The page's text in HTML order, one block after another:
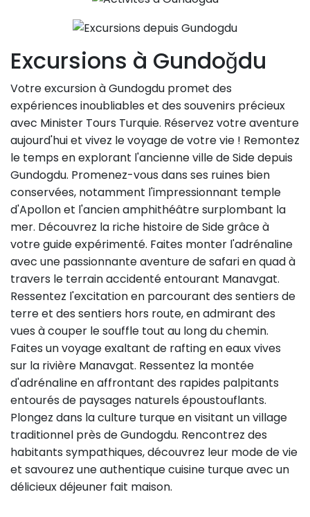
Excursions à Gundoğdu
Votre excursion à Gundogdu promet des
expériences inoubliables et des souvenirs précieux
avec Minister Tours Turquie. Réservez votre aventure
aujourd'hui et vivez le voyage de votre vie ! Remontez
le temps en explorant l'ancienne ville de Side depuis
Gundogdu. Promenez-vous dans ses ruines bien
conservées, notamment l'impressionnant temple
d'Apollon et l'ancien amphithéâtre surplombant la
mer. Découvrez la riche histoire de Side grâce à
votre guide expérimenté. Faites monter l'adrénaline
avec une passionnante aventure de safari en quad à
travers le terrain accidenté entourant Manavgat.
Ressentez l'excitation en parcourant des sentiers de
terre et des sentiers hors route, en admirant des
vues à couper le souffle tout au long du chemin.
Faites un voyage exaltant de rafting en eaux vives
sur la rivière Manavgat. Ressentez la montée
d'adrénaline en affrontant des rapides palpitants
entourés de paysages naturels époustouflants.
Plongez dans la culture turque en visitant un village
traditionnel près de Gundogdu. Rencontrez des
habitants sympathiques, découvrez leur mode de vie
et savourez une authentique cuisine turque avec un
délicieux déjeuner fait maison.